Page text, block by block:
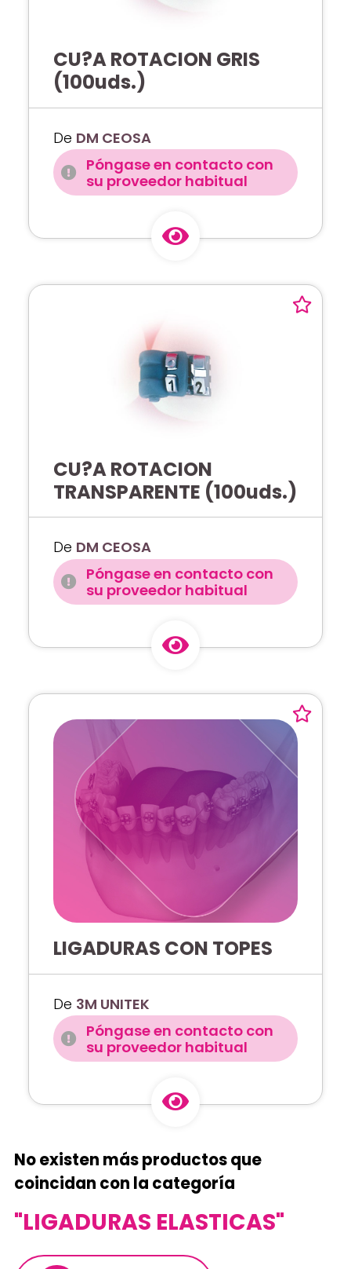
CU?A ROTACION GRIS
(100uds.)
De DM CEOSA
Póngase en contacto con
su proveedor habitual
CU?A ROTACION
TRANSPARENTE (100uds.)
De DM CEOSA
Póngase en contacto con
su proveedor habitual
LIGADURAS CON TOPES
De 3M UNITEK
Póngase en contacto con
su proveedor habitual
No existen más productos que
coincidan con la categoría
"LIGADURAS ELASTICAS"